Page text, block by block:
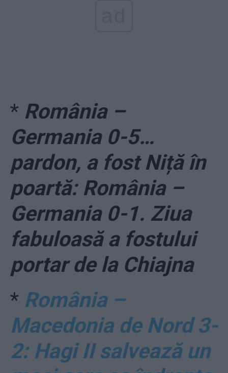
* România –
Germania 0-5…
pardon, a fost Niță în
poartă: România –
Germania 0-1. Ziua
fabuloasă a fostului
portar de la Chiajna
* România –
Macedonia de Nord 3-
2: Hagi II salvează un